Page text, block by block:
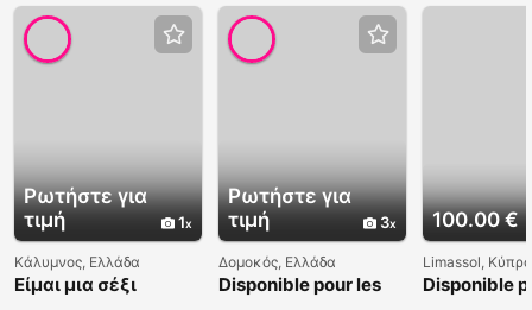
Ρωτήστε για
τιμή
1
Κάλυμνος, Ελλάδα
Είμαι μια σέξι
Ρωτήστε για
τιμή
3
Δομοκός, Ελλάδα
Disponible pour les
100.00 €
Limassol,
Disponible